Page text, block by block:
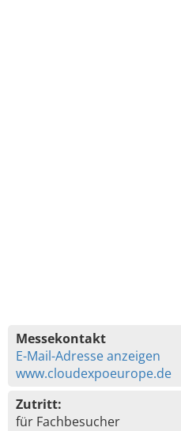
Messekontakt
E-Mail-Adresse anzeigen
www.cloudexpoeurope.de
Zutritt:
für Fachbesucher